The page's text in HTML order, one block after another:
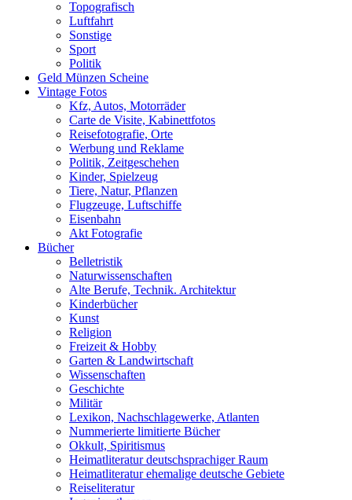
Topografisch
Luftfahrt
Sonstige
Sport
Politik
Geld Münzen Scheine
Vintage Fotos
Kfz, Autos, Motorräder
Carte de Visite, Kabinettfotos
Reisefotografie, Orte
Werbung und Reklame
Politik, Zeitgeschehen
Kinder, Spielzeug
Tiere, Natur, Pflanzen
Flugzeuge, Luftschiffe
Eisenbahn
Akt Fotografie
Bücher
Belletristik
Naturwissenschaften
Alte Berufe, Technik. Architektur
Kinderbücher
Kunst
Religion
Freizeit & Hobby
Garten & Landwirtschaft
Wissenschaften
Geschichte
Militär
Lexikon, Nachschlagewerke, Atlanten
Nummerierte limitierte Bücher
Okkult, Spiritismus
Heimatliteratur deutschsprachiger Raum
Heimatliteratur ehemalige deutsche Gebiete
Reiseliteratur